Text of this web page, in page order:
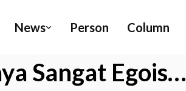
News Person Column
Sangat Egois…